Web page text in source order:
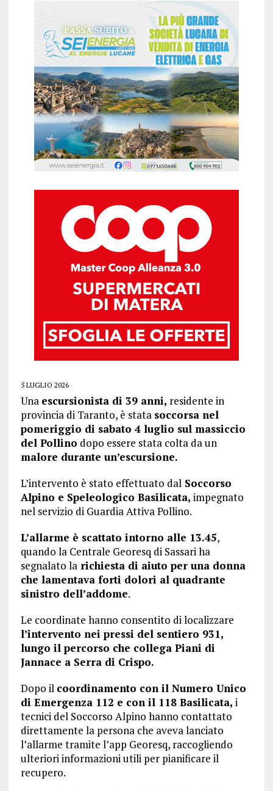
5 LUGLIO 2026
Una escursionista di 39 anni, residente in
provincia di Taranto, è stata soccorsa nel
pomeriggio di sabato 4 luglio sul massiccio
del Pollino dopo essere stata colta da un
malore durante un’escursione.
L’intervento è stato effettuato dalSoccorso
Alpino e Speleologico Basilicata, impegnato
nel servizio di Guardia Attiva Pollino.
L’allarme è scattato intorno alle 13.45,
quando la Centrale Georesq di Sassari ha
segnalato larichiesta di aiuto per una donna
che lamentava forti dolori al quadrante
sinistro dell’addome.
Le coordinate hanno consentito di localizzare
l’intervento nei pressi del sentiero 931,
lungo il percorso che collega Piani di
Jannace a Serra di Crispo.
Dopo il coordinamento con il Numero Unico
di Emergenza 112 e con il 118 Basilicata, i
tecnici del Soccorso Alpino hanno contattato
direttamente la persona che aveva lanciato
l’allarme tramite l’app Georesq, raccogliendo
ulteriori informazioni utili per pianificare il
recupero.